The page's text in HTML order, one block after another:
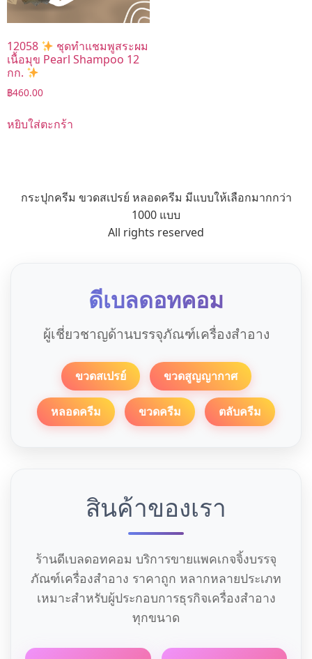
12058
ชุดทำแชมพูสระผม
เนื้อมุข Pearl Shampoo 12
กก.
฿460.00
หยิบใส่ตะกร้า
กระปุกครีม ขวดสเปรย์ หลอดครีม มีแบบให้เลือกมากกว่า
1000 แบบ
All rights reserved
ดีเบลดอทคอม
ผู้เชี่ยวชาญด้านบรรจุภัณฑ์เครื่องสำอาง
ขวดสเปรย์ ขวดสูญญากาศ
หลอดครีม ขวดครีม ตลับครีม
สินค้าของเรา
ร้านดีเบลดอทคอม บริการขายแพคเกจจิ้งบรรจุ
ภัณฑ์เครื่องสำอาง ราคาถูก หลากหลายประเภท
เหมาะสำหรับผู้ประกอบการธุรกิจเครื่องสำอาง
ทุกขนาด